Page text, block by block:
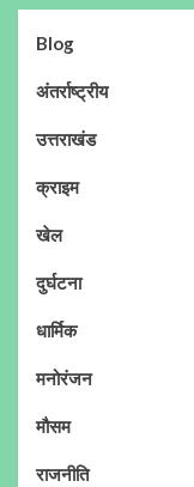
Blog
अंतर्राष्ट्रीय
उत्तराखंड
क्राइम
खेल
दुर्घटना
धार्मिक
मनोरंजन
मौसम
राजनीति